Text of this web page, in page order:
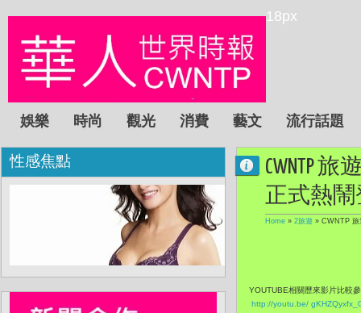
18px
娛樂 時尚 觀光 消費 藝文 流行話題
CWNTP
正式熱鬧
Home » 2旅遊 » CWNTP 旅
YOUTUBE相關歷來影片比較
http://youtu.be/
性感焦點